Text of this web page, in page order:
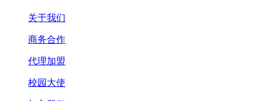
关于我们
商务合作
代理加盟
校园大使